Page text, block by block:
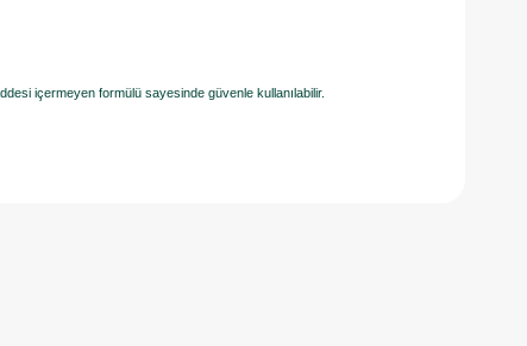
içermeyen formülü sayesinde güvenle kullanılabilir.